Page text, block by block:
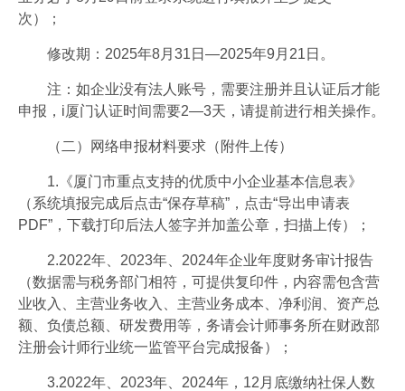
次）；
修改期：2025年8月31日—2025年9月21日。
注：如企业没有法人账号，需要注册并且认证后才能
申报，i厦门认证时间需要2—3天，请提前进行相关操作。
（二）网络申报材料要求（附件上传）
1.《厦门市重点支持的优质中小企业基本信息表》
（系统填报完成后点击“保存草稿”，点击“导出申请表
PDF”，下载打印后法人签字并加盖公章，扫描上传）；
2.2022年、2023年、2024年企业年度财务审计报告
（数据需与税务部门相符，可提供复印件，内容需包含营
业收入、主营业务收入、主营业务成本、净利润、资产总
额、负债总额、研发费用等，务请会计师事务所在财政部
注册会计师行业统一监管平台完成报备）；
3.2022年、2023年、2024年，12月底缴纳社保人数